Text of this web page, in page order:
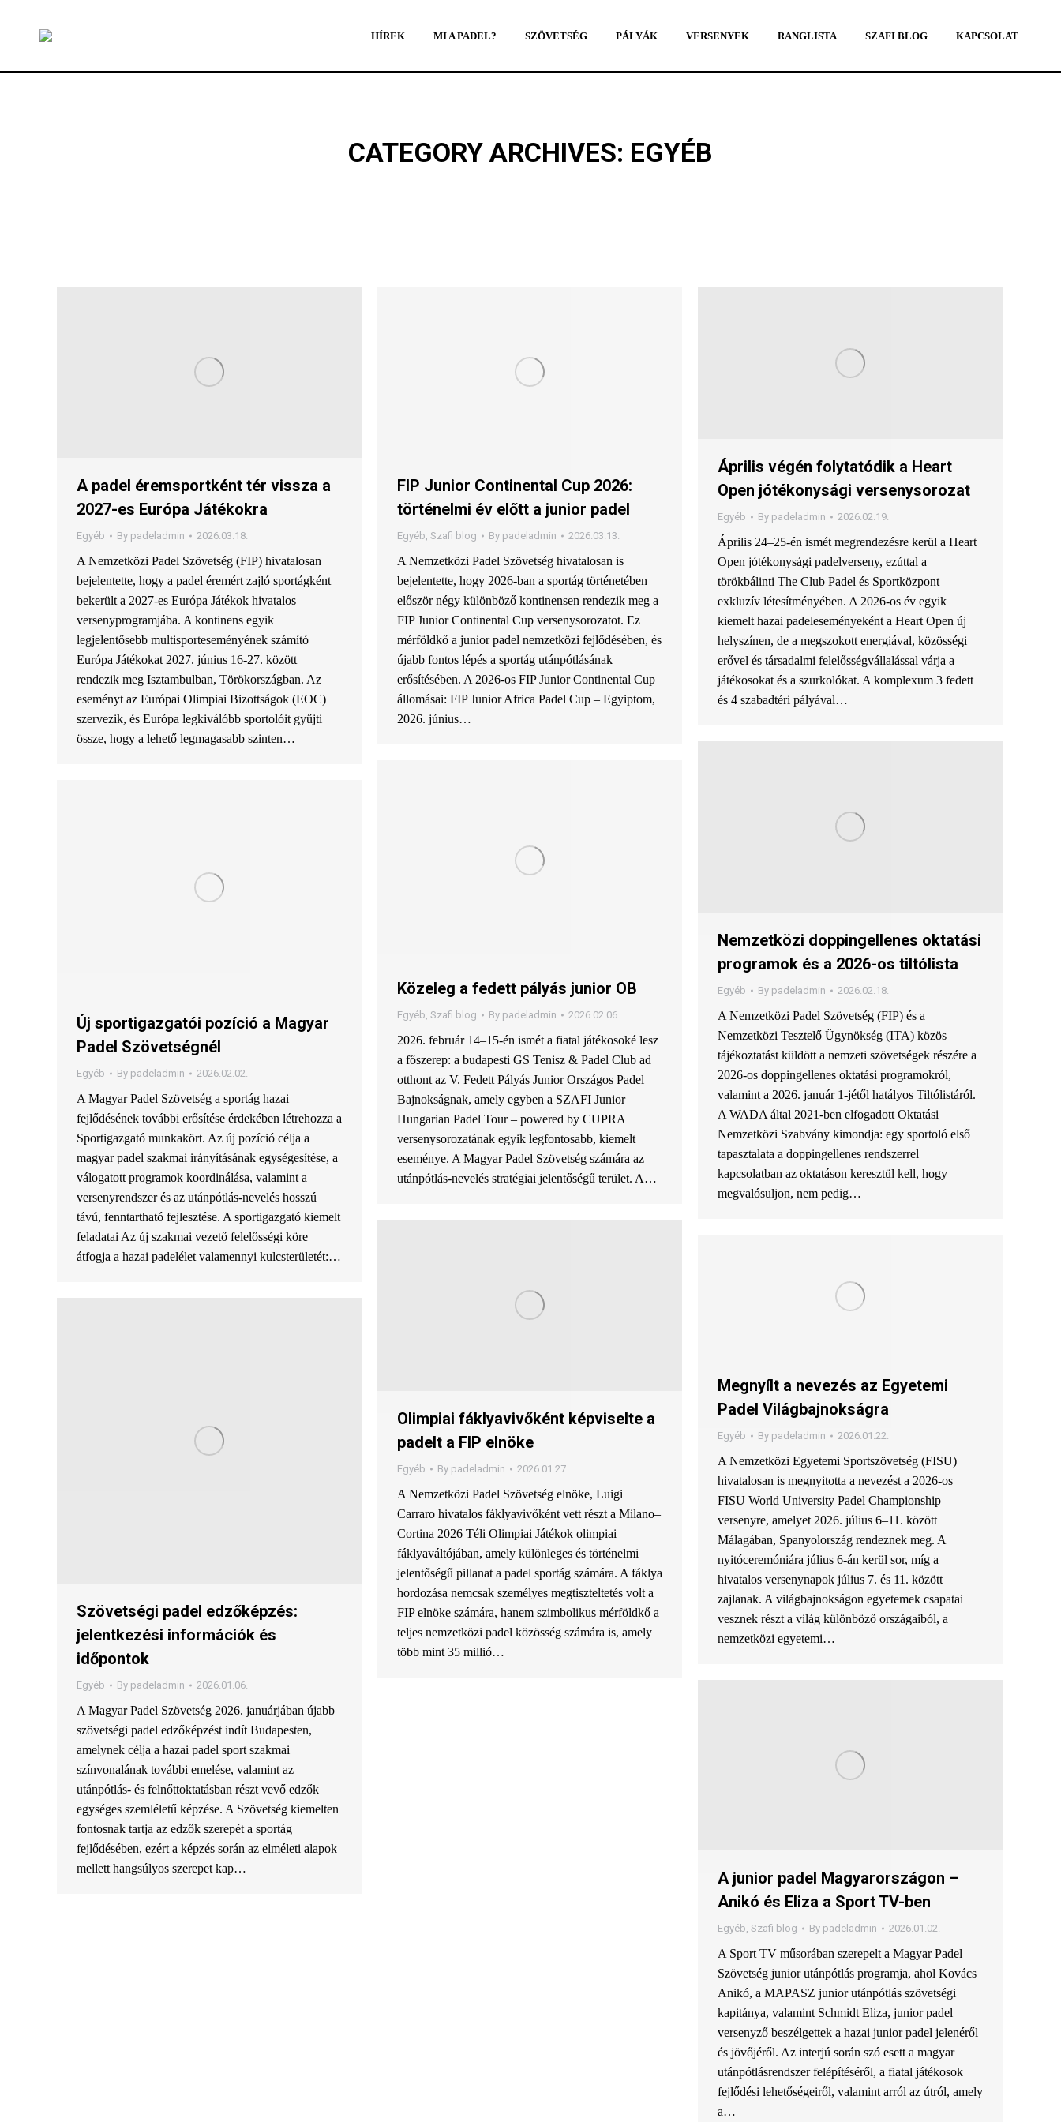
HÍREK MI A PADEL? SZÖVETSÉG PÁLYÁK VERSENYEK RANGLISTA SZAFI BLOG KAPCSOLAT
CATEGORY ARCHIVES: EGYÉB
A padel éremsportként tér vissza a
2027-es Európa Játékokra
Egyéb By padeladmin 2026.03.18.
A Nemzetközi Padel Szövetség (FIP) hivatalosan
bejelentette, hogy a padel éremért zajló sportágként
bekerült a 2027-es Európa Játékok hivatalos
versenyprogramjába. A kontinens egyik
legjelentősebb multisporteseményének számító
Európa Játékokat 2027. június 16-27. között
rendezik meg Isztambulban, Törökországban. Az
eseményt az Európai Olimpiai Bizottságok (EOC)
szervezik, és Európa legkiválóbb sportolóit gyűjti
össze, hogy a lehető legmagasabb szinten…
FIP Junior Continental Cup 2026:
történelmi év előtt a junior padel
Egyéb, Szafi blog By padeladmin 2026.03.13.
A Nemzetközi Padel Szövetség hivatalosan is
bejelentette, hogy 2026-ban a sportág történetében
először négy különböző kontinensen rendezik meg a
FIP Junior Continental Cup versenysorozatot. Ez
mérföldkő a junior padel nemzetközi fejlődésében, és
újabb fontos lépés a sportág utánpótlásának
erősítésében. A 2026-os FIP Junior Continental Cup
állomásai: FIP Junior Africa Padel Cup – Egyiptom,
2026. június…
Április végén folytatódik a Heart
Open jótékonysági versenysorozat
Egyéb By padeladmin 2026.02.19.
Április 24–25-én ismét megrendezésre kerül a Heart
Open jótékonysági padelverseny, ezúttal a
törökbálinti The Club Padel és Sportközpont
exkluzív létesítményében. A 2026-os év egyik
kiemelt hazai padeleseményeként a Heart Open új
helyszínen, de a megszokott energiával, közösségi
erővel és társadalmi felelősségvállalással várja a
játékosokat és a szurkolókat. A komplexum 3 fedett
és 4 szabadtéri pályával…
Nemzetközi doppingellenes oktatási
programok és a 2026-os tiltólista
Egyéb By padeladmin 2026.02.18.
A Nemzetközi Padel Szövetség (FIP) és a
Nemzetközi Tesztelő Ügynökség (ITA) közös
tájékoztatást küldött a nemzeti szövetségek részére a
2026-os doppingellenes oktatási programokról,
valamint a 2026. január 1-jétől hatályos Tiltólistáról.
A WADA által 2021-ben elfogadott Oktatási
Nemzetközi Szabvány kimondja: egy sportoló első
tapasztalata a doppingellenes rendszerrel
kapcsolatban az oktatáson keresztül kell, hogy
megvalósuljon, nem pedig…
Közeleg a fedett pályás junior OB
Egyéb, Szafi blog By padeladmin 2026.02.06.
2026. február 14–15-én ismét a fiatal játékosoké lesz
a főszerep: a budapesti GS Tenisz & Padel Club ad
otthont az V. Fedett Pályás Junior Országos Padel
Bajnokságnak, amely egyben a SZAFI Junior
Hungarian Padel Tour – powered by CUPRA
versenysorozatának egyik legfontosabb, kiemelt
eseménye. A Magyar Padel Szövetség számára az
utánpótlás-nevelés stratégiai jelentőségű terület. A…
Új sportigazgatói pozíció a Magyar
Padel Szövetségnél
Egyéb By padeladmin 2026.02.02.
A Magyar Padel Szövetség a sportág hazai
fejlődésének további erősítése érdekében létrehozza a
Sportigazgató munkakört. Az új pozíció célja a
magyar padel szakmai irányításának egységesítése, a
válogatott programok koordinálása, valamint a
versenyrendszer és az utánpótlás-nevelés hosszú
távú, fenntartható fejlesztése. A sportigazgató kiemelt
feladatai Az új szakmai vezető felelősségi köre
átfogja a hazai padelélet valamennyi kulcsterületét:…
Olimpiai fáklyavivőként képviselte a
padelt a FIP elnöke
Egyéb By padeladmin 2026.01.27.
A Nemzetközi Padel Szövetség elnöke, Luigi
Carraro hivatalos fáklyavivőként vett részt a Milano–
Cortina 2026 Téli Olimpiai Játékok olimpiai
fáklyaváltójában, amely különleges és történelmi
jelentőségű pillanat a padel sportág számára. A fáklya
hordozása nemcsak személyes megtiszteltetés volt a
FIP elnöke számára, hanem szimbolikus mérföldkő a
teljes nemzetközi padel közösség számára is, amely
több mint 35 millió…
Megnyílt a nevezés az Egyetemi
Padel Világbajnokságra
Egyéb By padeladmin 2026.01.22.
A Nemzetközi Egyetemi Sportszövetség (FISU)
hivatalosan is megnyitotta a nevezést a 2026-os
FISU World University Padel Championship
versenyre, amelyet 2026. július 6–11. között
Málagában, Spanyolország rendeznek meg. A
nyitóceremóniára július 6-án kerül sor, míg a
hivatalos versenynapok július 7. és 11. között
zajlanak. A világbajnokságon egyetemek csapatai
vesznek részt a világ különböző országaiból, a
nemzetközi egyetemi…
Szövetségi padel edzőképzés:
jelentkezési információk és
időpontok
Egyéb By padeladmin 2026.01.06.
A Magyar Padel Szövetség 2026. januárjában újabb
szövetségi padel edzőképzést indít Budapesten,
amelynek célja a hazai padel sport szakmai
színvonalának további emelése, valamint az
utánpótlás- és felnőttoktatásban részt vevő edzők
egységes szemléletű képzése. A Szövetség kiemelten
fontosnak tartja az edzők szerepét a sportág
fejlődésében, ezért a képzés során az elméleti alapok
mellett hangsúlyos szerepet kap…
A junior padel Magyarországon –
Anikó és Eliza a Sport TV-ben
Egyéb Szafi blog By padeladmin 2026.01.02.
A Sport TV műsorában szerepelt a Magyar Padel
Szövetség junior utánpótlás programja, ahol Kovács
Anikó, a MAPASZ junior utánpótlás szövetségi
kapitánya, valamint Schmidt Eliza, junior padel
versenyző beszélgettek a hazai junior padel jelenéről
és jövőjéről. Az interjú során szó esett a magyar
utánpótlásrendszer felépítéséről, a fiatal játékosok
fejlődési lehetőségeiről, valamint arról az útról, amely
a…